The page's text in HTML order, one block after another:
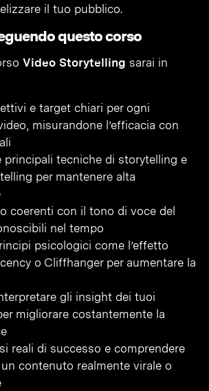
il tuo pubblico.
questo corso
Video Storytelling sarai in
e target chiari per ogni
misurandone l’efficacia con
principali tecniche di storytelling e
per mantenere alta
coerenti con il tono di voce del
nel tempo
psicologici come l’effetto
o Cliffhanger per aumentare la
gli insight dei tuoi
migliorare costantemente la
reali di successo e comprendere
contenuto realmente virale o